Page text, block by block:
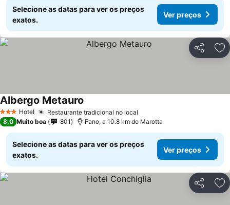
Selecione as datas para ver os preços
exatos.
Ver preços
Partilhar
3 EstrelasHotel Restaurante tradicional no local
Albergo Metauro
8,0 Muito boa 801 Fano, a 10.8 km de Marotta
Selecione as datas para ver os preços
exatos.
Ver preços
Partilhar